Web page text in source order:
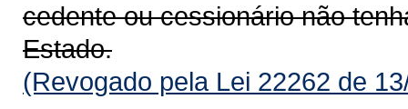
cedente ou cessionário não
Estado.
(Revogado pela Lei 22262 de